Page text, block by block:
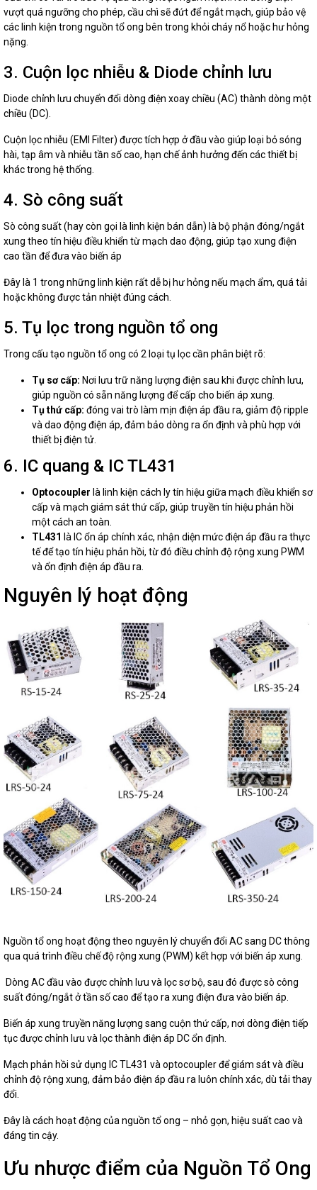
vượt quá ngưỡng cho phép, cầu chì sẽ đứt để ngắt mạch, giúp bảo vệ
các linh kiện trong nguồn tổ ong bên trong khỏi cháy nổ hoặc hư hỏng
nặng.
3. Cuộn lọc nhiễu & Diode chỉnh lưu
Diode chỉnh lưu chuyển đổi dòng điện xoay chiều (AC) thành dòng một
chiều (DC).
Cuộn lọc nhiễu (EMI Filter) được tích hợp ở đầu vào giúp loại bỏ sóng
hài, tạp âm và nhiễu tần số cao, hạn chế ảnh hưởng đến các thiết bị
khác trong hệ thống.
4. Sò công suất
Sò công suất (hay còn gọi là linh kiện bán dẫn) là bộ phận đóng/ngắt
xung theo tín hiệu điều khiển từ mạch dao động, giúp tạo xung điện
cao tần để đưa vào biến áp
Đây là 1 trong những linh kiện rất dễ bị hư hỏng nếu mạch ẩm, quá tải
hoặc không được tản nhiệt đúng cách.
5. Tụ lọc trong nguồn tổ ong
Trong cấu tạo nguồn tổ ong có 2 loại tụ lọc cần phân biệt rõ:
Tụ sơ cấp: Nơi lưu trữ năng lượng điện sau khi được chỉnh lưu,
giúp nguồn có sẵn năng lượng để cấp cho biến áp xung.
Tụ thứ cấp: đóng vai trò làm mịn điện áp đầu ra, giảm độ ripple
và dao động điện áp, đảm bảo dòng ra ổn định và phù hợp với
thiết bị điện tử.
6. IC quang & IC TL431
Optocoupler là linh kiện cách ly tín hiệu giữa mạch điều khiển sơ
cấp và mạch giám sát thứ cấp, giúp truyền tín hiệu phản hồi
một cách an toàn.
TL431 là IC ổn áp chính xác, nhận diện mức điện áp đầu ra thực
tế để tạo tín hiệu phản hồi, từ đó điều chỉnh độ rộng xung PWM
và ổn định điện áp đầu ra.
Nguyên lý hoạt động
Nguồn tổ ong hoạt động theo nguyên lý chuyển đổi AC sang DC thông
qua quá trình điều chế độ rộng xung (PWM) kết hợp với biến áp xung.
Dòng AC đầu vào được chỉnh lưu và lọc sơ bộ, sau đó được sò công
suất đóng/ngắt ở tần số cao để tạo ra xung điện đưa vào biến áp.
Biến áp xung truyền năng lượng sang cuộn thứ cấp, nơi dòng điện tiếp
tục được chỉnh lưu và lọc thành điện áp DC ổn định.
Mạch phản hồi sử dụng IC TL431 và optocoupler để giám sát và điều
chỉnh độ rộng xung, đảm bảo điện áp đầu ra luôn chính xác, dù tải thay
đổi.
Đây là cách hoạt động của nguồn tổ ong – nhỏ gọn, hiệu suất cao và
đáng tin cậy.
Ưu nhược điểm của Nguồn Tổ Ong